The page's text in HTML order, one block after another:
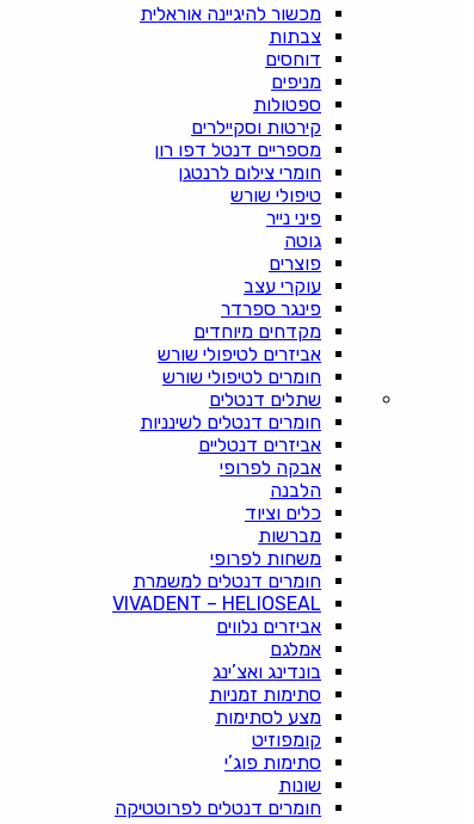
מכשור להיגיינה אוראלית
צבתות
דוחסים
מניפים
ספטולות
קירטות וסקיילרים
מספריים דנטל דפו רון
חומרי צילום לרנטגן
טיפולי שורש
פיני נייר
גוטה
פוצרים
עוקרי עצב
פינגר ספרדר
מקדחים מיוחדים
אביזרים לטיפולי שורש
חומרים לטיפולי שורש
שתלים דנטלים
חומרים דנטלים לשינניות
אביזרים דנטליים
אבקה לפרופי
הלבנה
כלים וציוד
מברשות
משחות לפרופי
חומרים דנטלים למשמרת
VIVADENT – HELIOSEAL
אביזרים נלווים
אמלגם
בונדינג ואצ’ינג
סתימות זמניות
מצע לסתימות
קומפוזיט
סתימות פוג’י
שונות
חומרים דנטלים לפרוטטיקה